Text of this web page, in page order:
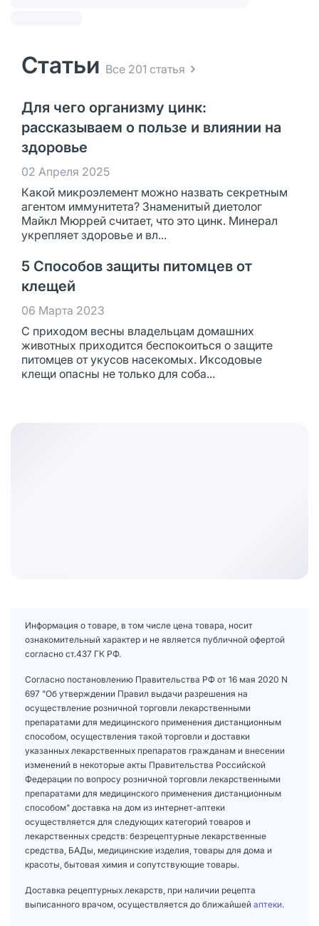
Статьи Все 201 статья
Для чего организму цинк:
рассказываем о пользе и влиянии на
здоровье
02 Апреля 2025
Какой микроэлемент можно назвать секретным
агентом иммунитета? Знаменитый диетолог
Майкл Мюррей считает, что это цинк. Минерал
укрепляет здоровье и вл...
5 Способов защиты питомцев от
клещей
06 Марта 2023
С приходом весны владельцам домашних
животных приходится беспокоиться о защите
питомцев от укусов насекомых. Иксодовые
клещи опасны не только для соба...
Информация о товаре, в том числе цена товара, носит
ознакомительный характер и не является публичной офертой
согласно ст.437 ГК РФ.
Согласно постановлению Правительства РФ от 16 мая 2020 N
697 "Об утверждении Правил выдачи разрешения на
осуществление розничной торговли лекарственными
препаратами для медицинского применения дистанционным
способом, осуществления такой торговли и доставки
указанных лекарственных препаратов гражданам и внесении
изменений в некоторые акты Правительства Российской
Федерации по вопросу розничной торговли лекарственными
препаратами для медицинского применения дистанционным
способом" доставка на дом из интернет-аптеки
осуществляется для следующих категорий товаров и
лекарственных средств: безрецептурные лекарственные
средства, БАДы, медицинские изделия, товары для дома и
красоты, бытовая химия и сопутствующие товары.
Доставка рецептурных лекарств, при наличии рецепта
выписанного врачом, осуществляется до ближайшей аптеки.